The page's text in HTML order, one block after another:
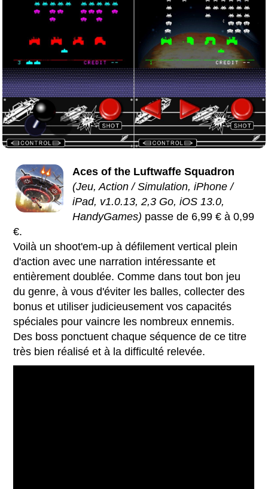
Aces of the Luftwaffe Squadron
(Jeu, Action / Simulation, iPhone /
iPad, v1.0.13, 2,3 Go, iOS 13.0,
HandyGames) passe de 6,99 € à 0,99
€.
Voilà un shoot'em-up à défilement vertical plein
d'action avec une narration intéressante et
entièrement doublée. Comme dans tout bon jeu
du genre, à vous d'éviter les balles, collecter des
bonus et utiliser judicieusement vos capacités
spéciales pour vaincre les nombreux ennemis.
Des boss ponctuent chaque séquence de ce titre
très bien réalisé et à la difficulté relevée.